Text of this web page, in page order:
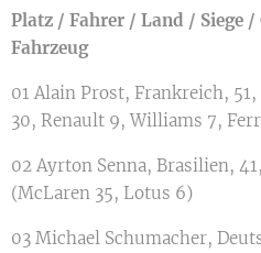
Platz / Fahrer / Land / Siege
Fahrzeug
01 Alain Prost, Frankreich,
30, Renault 9, Williams 7,
02 Ayrton Senna, Brasilien,
(McLaren 35, Lotus 6)
03 Michael Schumacher,